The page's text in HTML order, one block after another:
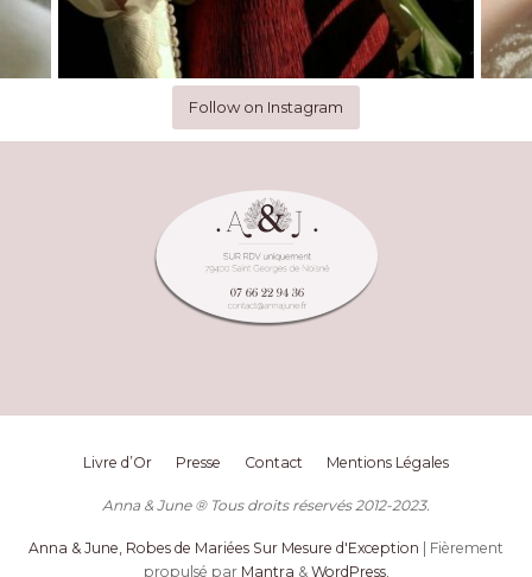
Follow on Instagram
Livre d’Or Presse Contact Mentions Légales
Anna & June ® Tous droits réservés 2012-2023.
Anna & June, Robes de Mariées Sur Mesure d'Exception | Fièrement
propulsé par Mantra & WordPress.